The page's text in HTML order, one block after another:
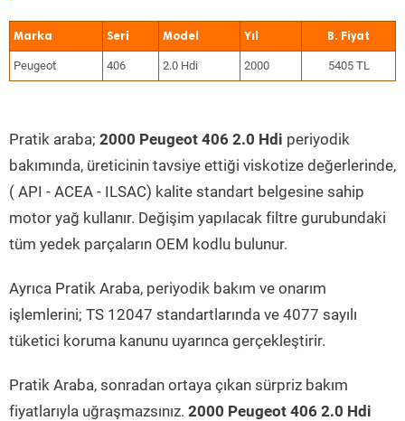
Marka Seri Model Yıl
Peugeot 406 2.0 Hdi 2000 5405 TL
Pratik araba; 2000 Peugeot 406 2.0 Hdi periyodik
bakımında, üreticinin tavsiye ettiği viskotize değerlerinde,
( API - ACEA - ILSAC) kalite standart belgesine sahip
motor yağ kullanır. Değişim yapılacak filtre gurubundaki
tüm yedek parçaların OEM kodlu bulunur.
Ayrıca Pratik Araba, periyodik bakım ve onarım
işlemlerini; TS 12047 standartlarında ve 4077 sayılı
tüketici koruma kanunu uyarınca gerçekleştirir.
Pratik Araba, sonradan ortaya çıkan sürpriz bakım
fiyatlarıyla uğraşmazsınız. 2000 Peugeot 406 2.0 Hdi